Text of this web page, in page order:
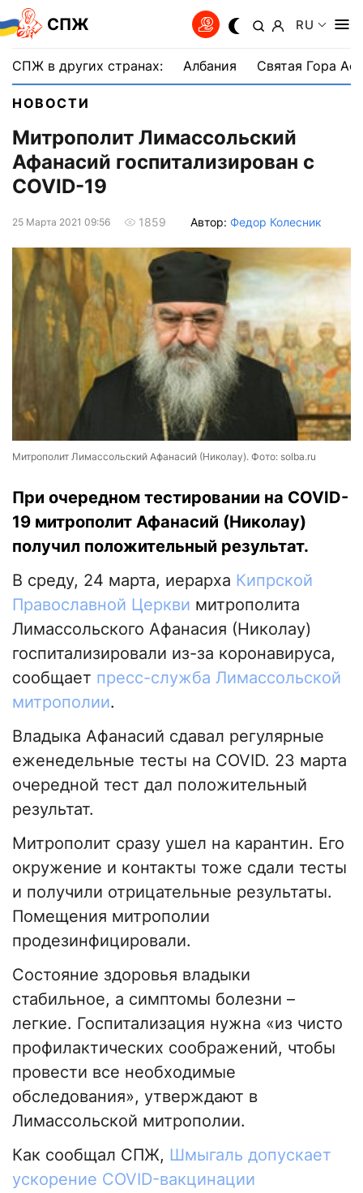
СПЖ RU
СПЖ в других странах: Албания Святая Гора
НОВОСТИ
Митрополит Лимассольский
Афанасий госпитализирован с
COVID-19
25 Марта 2021 09:56 1859 Автор: Федор Колесник
Митрополит Лимассольский Афанасий (Николау). Фото: solba.ru
При очередном тестировании на COVID-
19 митрополит Афанасий (Николау)
получил положительный результат.
В среду, 24 марта, иерарха Кипрской
Православной Церкви митрополита
Лимассольского Афанасия (Николау)
госпитализировали из-за коронавируса,
сообщает пресс-служба Лимассольской
митрополии.
Владыка Афанасий сдавал регулярные
еженедельные тесты на COVID. 23 марта
очередной тест дал положительный
результат.
Митрополит сразу ушел на карантин. Его
окружение и контакты тоже сдали тесты
и получили отрицательные результаты.
Помещения митрополии
продезинфицировали.
Состояние здоровья владыки
стабильное, а симптомы болезни –
легкие. Госпитализация нужна «из чисто
профилактических соображений, чтобы
провести все необходимые
обследования», утверждают в
Лимассольской митрополии.
Как сообщал СПЖ, Шмыгаль допускает
ускорение COVID-вакцинации